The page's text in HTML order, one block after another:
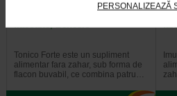
PERSONALIZEAZĂ
Tonico Forte, 10 ml, 10
flacoane, Benesio
Tonico Forte este un supliment
alimentar fara zahar, sub forma de
flacon buvabil, ce combina patru…